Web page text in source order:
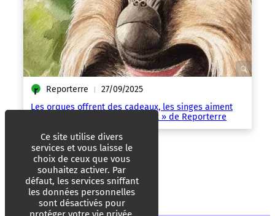
Reporterre | 27/09/2025
Les orques offrent des cadeaux, les singes aiment
l’alcool… Les « Animaux géniaux » de Reporterre
Ce site utilise divers
services et vous laisse le
choix de ceux que vous
souhaitez activer. Par
défaut, les services sniffant
les données personnelles
sont désactivés pour